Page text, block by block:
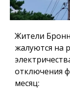
Жители
жалуются на
отключения
месяц: